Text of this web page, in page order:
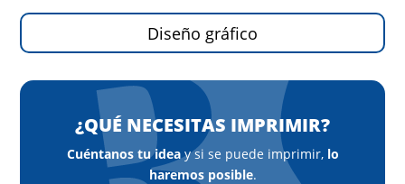
Diseño gráfico
¿QUÉ NECESITAS IMPRIMIR?
Cuéntanos tu ideay si se puede imprimir, lo
haremos posible.